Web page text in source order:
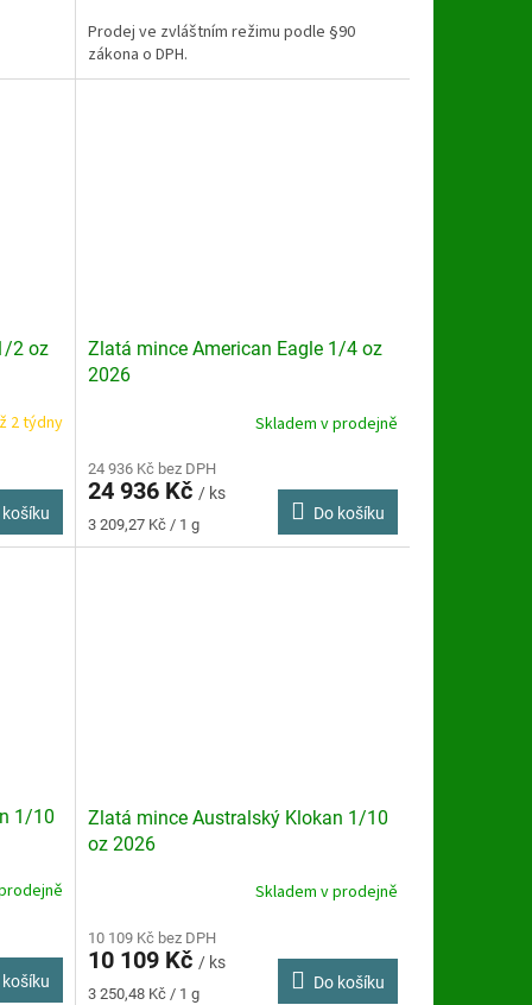
Prodej ve zvláštním režimu podle §90
zákona o DPH.
2 oz
2 týdny
košíku
Zlatá mince American Eagle 1/4 oz
2026
produktu
je
4,8
Skladem v prodejně
24 936 Kč bez DPH
24 936 Kč / ks
Měrná
cena:
3 209,27 Kč / 1 g
Do košíku
1/10
košíku
Zlatá mince Australský Klokan 1/10
oz 2026
produktu
je
5,0
Skladem v prodejně
10 109 Kč bez DPH
10 109 Kč / ks
Měrná
3 250,48 Kč / 1 g
Do košíku